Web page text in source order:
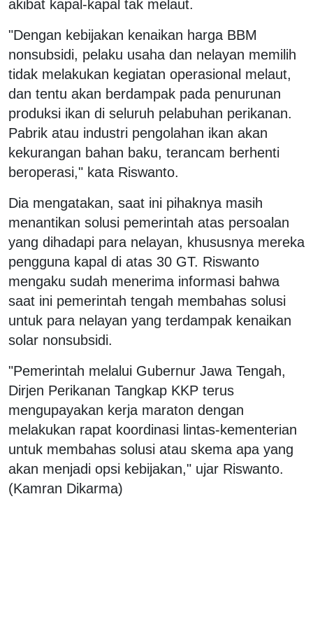
akibat kapal-kapal tak melaut.
"Dengan kebijakan kenaikan harga BBM
nonsubsidi, pelaku usaha dan nelayan memilih
tidak melakukan kegiatan operasional melaut,
dan tentu akan berdampak pada penurunan
produksi ikan di seluruh pelabuhan perikanan.
Pabrik atau industri pengolahan ikan akan
kekurangan bahan baku, terancam berhenti
beroperasi," kata Riswanto.
Dia mengatakan, saat ini pihaknya masih
menantikan solusi pemerintah atas persoalan
yang dihadapi para nelayan, khususnya mereka
pengguna kapal di atas 30 GT. Riswanto
mengaku sudah menerima informasi bahwa
saat ini pemerintah tengah membahas solusi
untuk para nelayan yang terdampak kenaikan
solar nonsubsidi.
"Pemerintah melalui Gubernur Jawa Tengah,
Dirjen Perikanan Tangkap KKP terus
mengupayakan kerja maraton dengan
melakukan rapat koordinasi lintas-kementerian
untuk membahas solusi atau skema apa yang
akan menjadi opsi kebijakan," ujar Riswanto.
(Kamran Dikarma)